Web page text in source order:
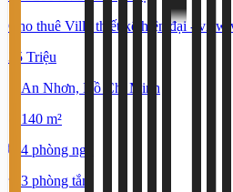
Cho thuê Villa thiết kế hiện đại - view
35 Triệu
An Nhơn, Hồ Chí Minh
140 m²
4 phòng ngủ
3 phòng tắm